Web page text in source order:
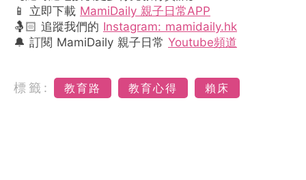
📱 立即下載 MamiDaily 親子日常APP
🤱🏻 追蹤我們的 Instagram: mamidaily.hk
🔔 訂閱 MamiDaily 親子日常 Youtube頻道
標籤: 教育路 教育心得 賴床